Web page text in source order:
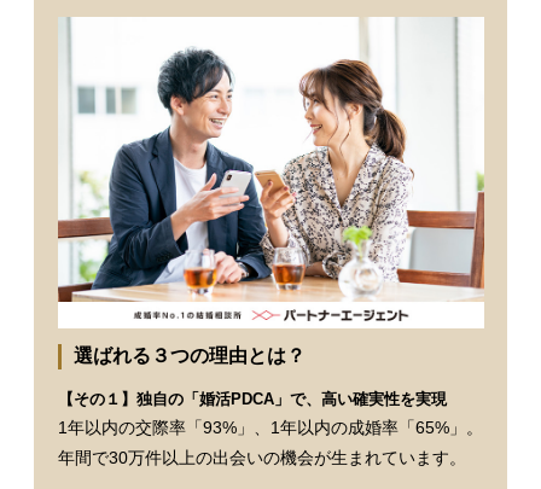
選ばれる３つの理由とは？
【その１】独自の「婚活PDCA」で、高い確実性を実現
1年以内の交際率「93%」、1年以内の成婚率「65%」。
年間で30万件以上の出会いの機会が生まれています。